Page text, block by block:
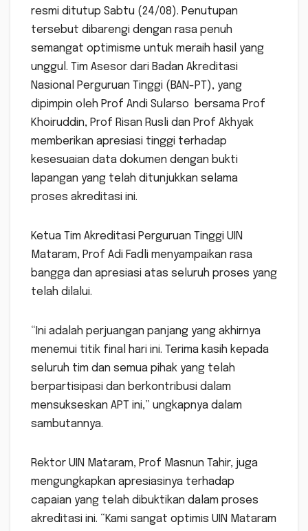
resmi ditutup Sabtu (24/08). Penutupan
tersebut dibarengi dengan rasa penuh
semangat optimisme untuk meraih hasil yang
unggul. Tim Asesor dari Badan Akreditasi
Nasional Perguruan Tinggi (BAN-PT), yang
dipimpin oleh Prof Andi Sularso bersama Prof
Khoiruddin, Prof Risan Rusli dan Prof Akhyak
memberikan apresiasi tinggi terhadap
kesesuaian data dokumen dengan bukti
lapangan yang telah ditunjukkan selama
proses akreditasi ini.
Ketua Tim Akreditasi Perguruan Tinggi UIN
Mataram, Prof Adi Fadli menyampaikan rasa
bangga dan apresiasi atas seluruh proses yang
telah dilalui.
“Ini adalah perjuangan panjang yang akhirnya
menemui titik final hari ini. Terima kasih kepada
seluruh tim dan semua pihak yang telah
berpartisipasi dan berkontribusi dalam
mensukseskan APT ini,” ungkapnya dalam
sambutannya.
Rektor UIN Mataram, Prof Masnun Tahir, juga
mengungkapkan apresiasinya terhadap
capaian yang telah dibuktikan dalam proses
akreditasi ini. “Kami sangat optimis UIN Mataram